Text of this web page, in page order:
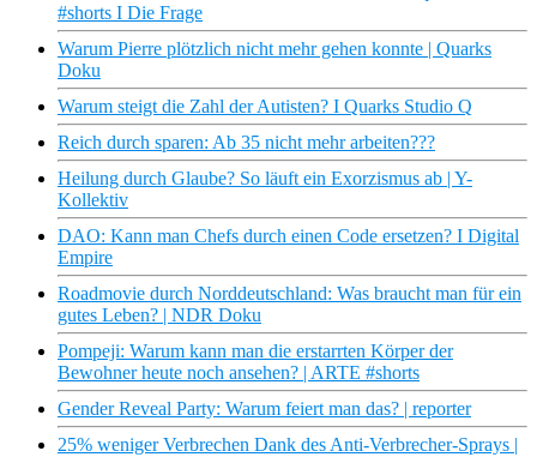
#shorts I Die Frage
Warum Pierre plötzlich nicht mehr gehen konnte | Quarks
Doku
Warum steigt die Zahl der Autisten? I Quarks Studio Q
Reich durch sparen: Ab 35 nicht mehr arbeiten???
Heilung durch Glaube? So läuft ein Exorzismus ab | Y-
Kollektiv
DAO: Kann man Chefs durch einen Code ersetzen? I Digital
Empire
Roadmovie durch Norddeutschland: Was braucht man für ein
gutes Leben? | NDR Doku
Pompeji: Warum kann man die erstarrten Körper der
Bewohner heute noch ansehen? | ARTE #shorts
Gender Reveal Party: Warum feiert man das? | reporter
25% weniger Verbrechen Dank des Anti-Verbrecher-Sprays |